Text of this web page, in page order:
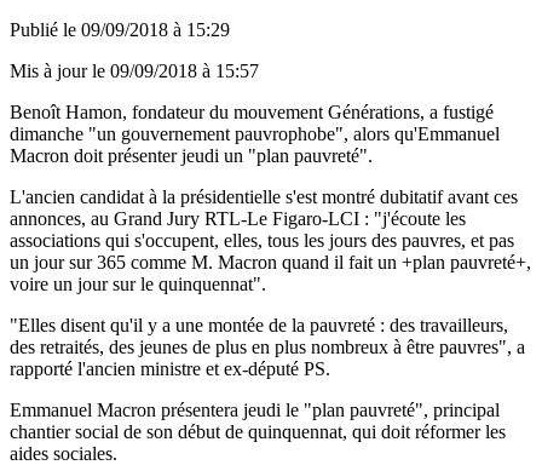
Publié le 09/09/2018 à 15:29
Mis à jour le 09/09/2018 à 15:57
Benoît Hamon, fondateur du mouvement Générations, a fustigé
dimanche "un gouvernement pauvrophobe", alors qu'Emmanuel
Macron doit présenter jeudi un "plan pauvreté".
L'ancien candidat à la présidentielle s'est montré dubitatif avant ces
annonces, au Grand Jury RTL-Le Figaro-LCI : "j'écoute les
associations qui s'occupent, elles, tous les jours des pauvres, et pas
un jour sur 365 comme M. Macron quand il fait un +plan pauvreté+,
voire un jour sur le quinquennat".
"Elles disent qu'il y a une montée de la pauvreté : des travailleurs,
des retraités, des jeunes de plus en plus nombreux à être pauvres", a
rapporté l'ancien ministre et ex-député PS.
Emmanuel Macron présentera jeudi le "plan pauvreté", principal
chantier social de son début de quinquennat, qui doit réformer les
aides sociales.